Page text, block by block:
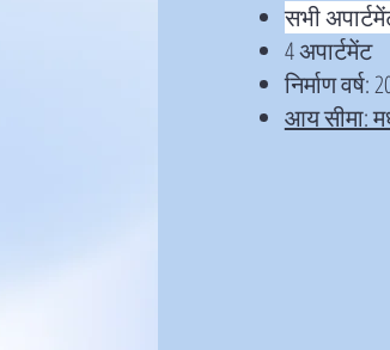
सभी
4 अपार्टमेंट
निर्माण वर्ष:
आय सीमा: